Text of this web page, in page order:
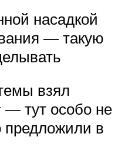
насадкой
— такую
взял
— тут особо не
предложили в